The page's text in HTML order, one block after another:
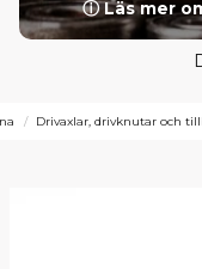
ⓘ Läs mer
Drivaxlar, drivknutar och